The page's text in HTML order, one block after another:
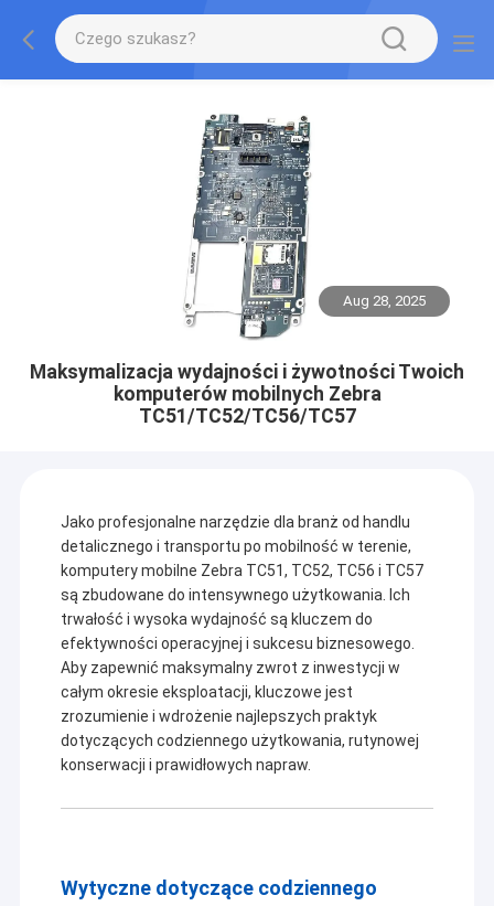
Aug 28, 2025
Maksymalizacja wydajności i żywotności Twoich
komputerów mobilnych Zebra
TC51/TC52/TC56/TC57
Jako profesjonalne narzędzie dla branż od handlu
detalicznego i transportu po mobilność w terenie,
komputery mobilne Zebra TC51, TC52, TC56 i TC57
są zbudowane do intensywnego użytkowania. Ich
trwałość i wysoka wydajność są kluczem do
efektywności operacyjnej i sukcesu biznesowego.
Aby zapewnić maksymalny zwrot z inwestycji w
całym okresie eksploatacji, kluczowe jest
zrozumienie i wdrożenie najlepszych praktyk
dotyczących codziennego użytkowania, rutynowej
konserwacji i prawidłowych napraw.
Wytyczne dotyczące codziennego